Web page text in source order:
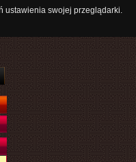
ustawienia swojej przeglądarki.